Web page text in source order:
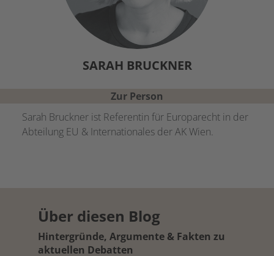
SARAH BRUCKNER
Zur Person
Sarah Bruckner ist Referentin für Europarecht in der
Abteilung EU & Internationales der AK Wien.
Über diesen Blog
Hintergründe, Argumente & Fakten zu
aktuellen Debatten